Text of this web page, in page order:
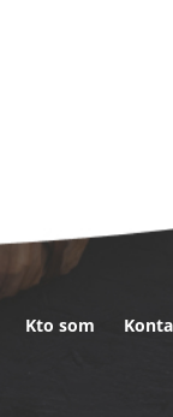
Kto som